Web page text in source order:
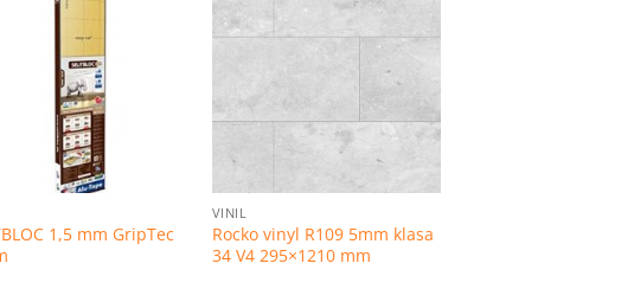
1,5 mm GripTec
Dodaj
želja
VINIL
Rocko vinyl R109 5mm klasa
34 V4 295×1210 mm